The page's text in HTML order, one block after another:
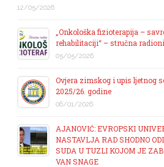
12/05/2026
„Onkološka fizioterapija –
rehabilitaciji“ – stručna
05/05/2026
Ovjera zimskog i upis ljetnog
2025/26. godine
06/01/2026
AJANOVIĆ: EVROPSKI
NASTAVLJA RAD SHODNO
SUDA U TUZLI KOJOM JE
VAN SNAGE